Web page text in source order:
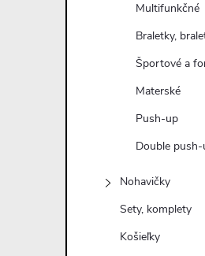
Multifunkčné
Braletky,
Športové a
Materské
Push-up
Double
Nohavičky
Sety, komplety
Košieľky